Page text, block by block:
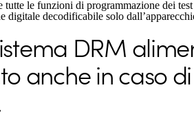
tutte le funzioni di programmazione dei
digitale decodificabile solo
DRM
anche in caso